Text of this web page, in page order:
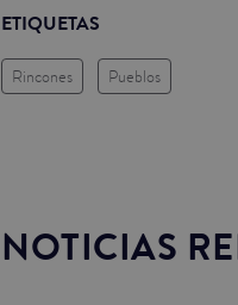
ETIQUETAS
Rincones Pueblos
NOTICIAS